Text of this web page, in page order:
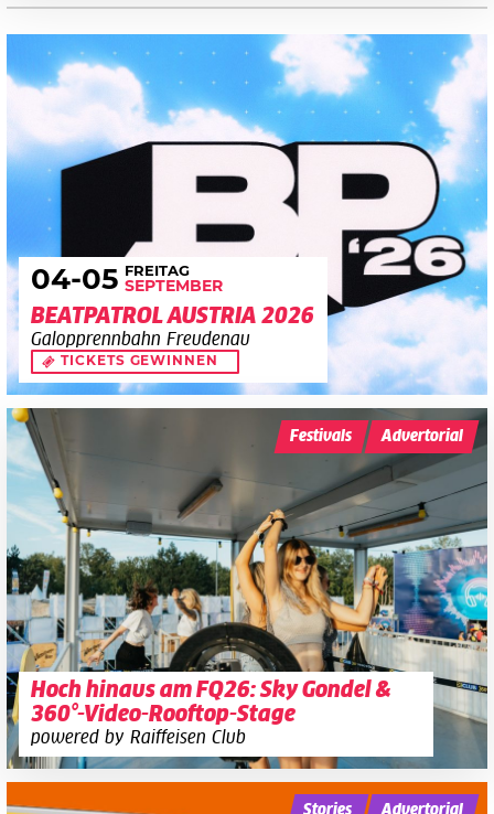
04-05 FREITAG
SEPTEMBER
BEATPATROL AUSTRIA 2026
Galopprennbahn Freudenau
TICKETS GEWINNEN
Hoch hinaus am FQ26: Sky Gondel &
360°-Video-Rooftop-Stage
powered by Raiffeisen Club
Festivals Advertorial
Stories Advertorial